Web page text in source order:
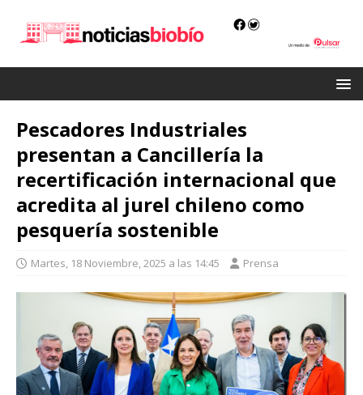
Pescadores Industriales
presentan a Cancillería la
recertificación internacional que
acredita al jurel chileno como
pesquería sostenible
Martes, 18 Noviembre, 2025 a las 14:45 Prensa